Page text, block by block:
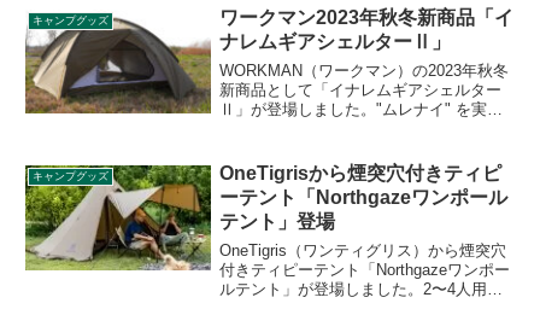
ッカー、スキレット、ケトルをのせ、焚
き火調理も対応できます。詳細をレビュ
ーします。
キャンプグッズ
ワークマン2023年秋冬新商品「イ
ナレムギアシェルターⅡ」
WORKMAN（ワークマン）の2023年秋冬
新商品として「イナレムギアシェルター
Ⅱ」が登場しました。"ムレナイ" を実現
ントの第二弾です。詳細をレビューしま
す。
キャンプグッズ
OneTigrisから煙突穴付きティピ
ーテント「Northgazeワンポール
テント」登場
OneTigris（ワンティグリス）から煙突穴
付きティピーテント「Northgazeワンポー
ルテント」が登場しました。2〜4人用の